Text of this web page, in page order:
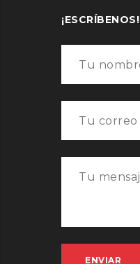
¡ESCRÍBENOS!